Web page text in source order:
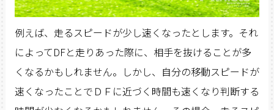
例えば、走るスピードが少し速くなったとします。それ
によってDFと走りあった際に、相手を抜けることが多
くなるかもしれません。しかし、自分の移動スピードが
速くなったことでＤＦに近づく時間も速くなり判断する